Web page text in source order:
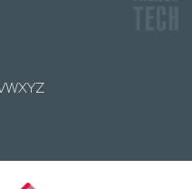
WXYZ